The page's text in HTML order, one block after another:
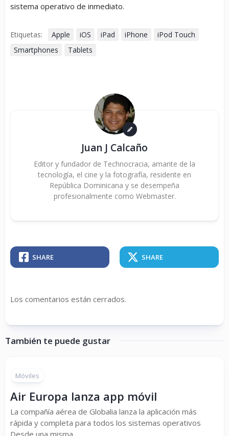
sistema operativo de inmediato.
Etiquetas: Apple iOS iPad iPhone
iPod Touch
Smartphones
Tablets
Juan J Calcaño
Editor y fundador de Technocracia, amante de la
tecnología, el cine y la fotografía, residente en
República Dominicana y se desempeña
profesionalmente como Webmaster.
SHARE SHARE
Los comentarios están cerrados.
También te puede gustar
Móviles
Air Europa lanza app móvil
La compañía aérea de Globalia lanza la aplicación más
rápida y completa para todos los sistemas operativos
Desde una misma...